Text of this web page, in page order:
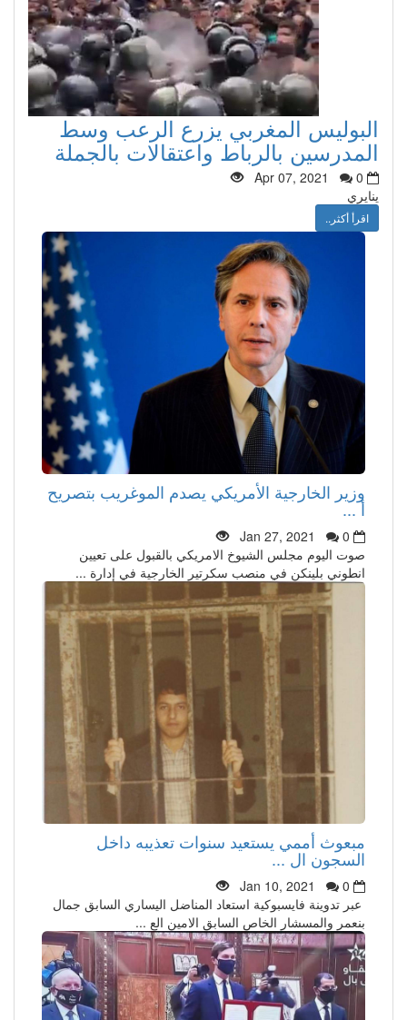
البوليس المغربي يزرع الرعب وسط
المدرسين بالرباط واعتقالات بالجملة
Apr 07, 2021
0
ينايري
اقرأ أكثر..
وزير الخارجية الأمريكي يصدم الموغريب بتصريح
أ ...
Jan 27, 2021
0
صوت اليوم مجلس الشيوخ الامريكي بالقبول على تعيين
انطوني بلينكن في منصب سكرتير الخارجية في إدارة ...
مبعوث أممي يستعيد سنوات تعذيبه داخل
السجون ال ...
Jan 10, 2021
0
عبر تدوينة فايسبوكية استعاد المناضل اليساري السابق جمال
بنعمر والمسشار الخاص السابق الامين الع ...